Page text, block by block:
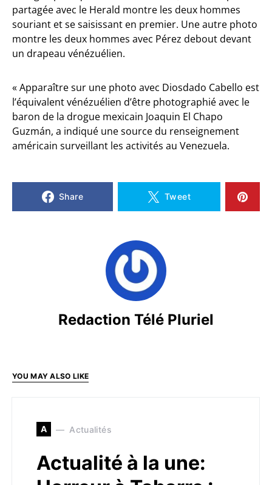
partagée avec le Herald montre les deux hommes
souriant et se saisissant en premier. Une autre photo
montre les deux hommes avec Pérez debout devant
un drapeau vénézuélien.
« Apparaître sur une photo avec Diosdado Cabello est
l’équivalent vénézuélien d’être photographié avec le
baron de la drogue mexicain Joaquin El Chapo
Guzmán, a indiqué une source du renseignement
américain surveillant les activités au Venezuela.
Share Tweet
Redaction Télé Pluriel
YOU MAY ALSO LIKE
A Actualités
Actualité à la une: